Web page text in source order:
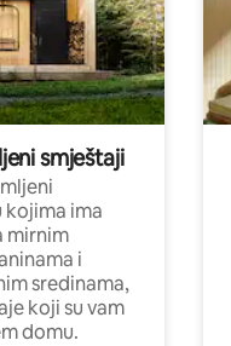
smještaji
kojima ima
mirnim
i
sredinama,
koji su vam
domu.